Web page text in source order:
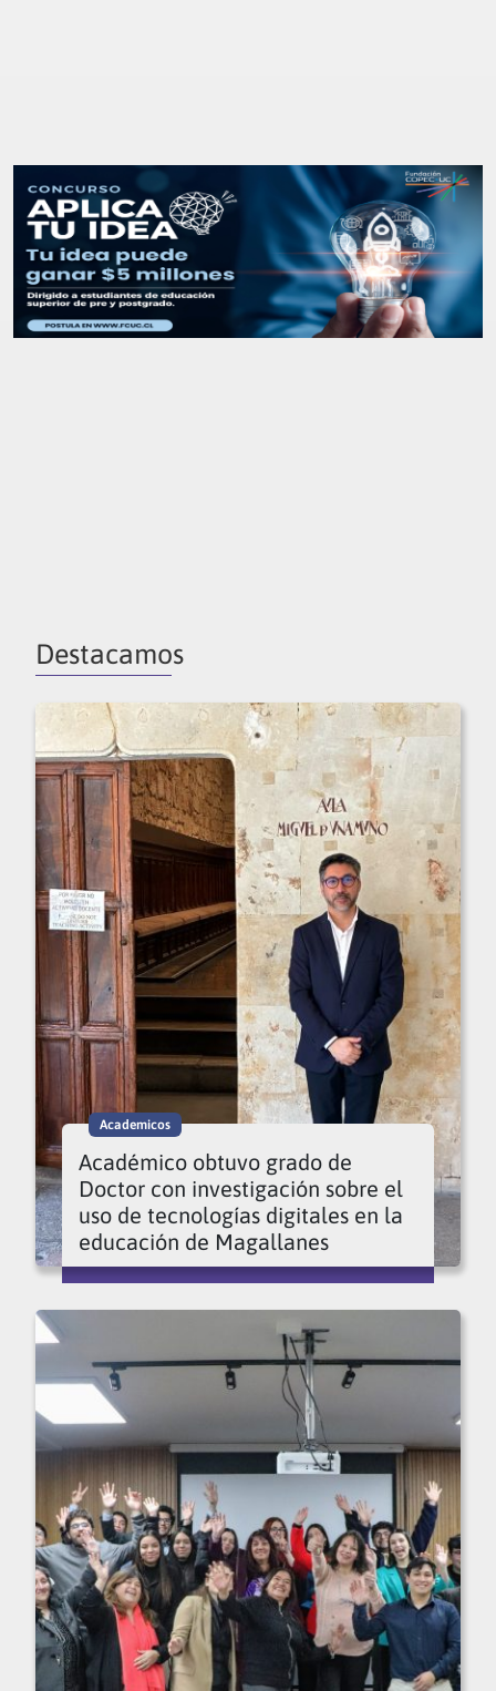
Destacamos
Academicos
Académico obtuvo grado de
Doctor con investigación sobre el
uso de tecnologías digitales en la
educación de Magallanes